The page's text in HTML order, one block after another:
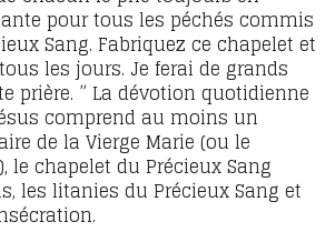
pour tous les péchés commis
Sang. Fabriquez ce chapelet et
les jours. Je ferai de grands
prière. ” La dévotion quotidienne
comprend au moins un
de la Vierge Marie (ou le
le chapelet du Précieux Sang
les litanies du Précieux Sang et